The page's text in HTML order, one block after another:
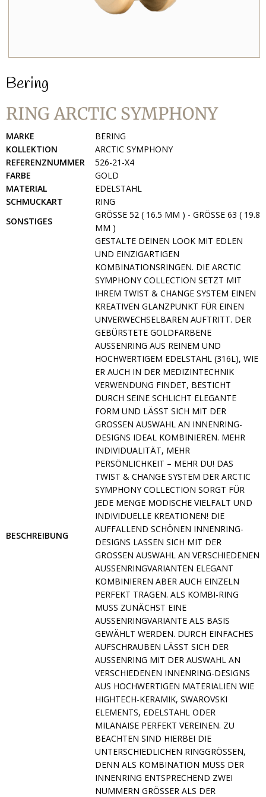
Bering
RING ARCTIC SYMPHONY
MARKE
BERING
KOLLEKTION
ARCTIC SYMPHONY
REFERENZNUMMER
526-21-X4
FARBE
GOLD
MATERIAL
EDELSTAHL
SCHMUCKART
RING
SONSTIGES
GRÖSSE 52 ( 16.5 MM ) - GRÖSSE 63 ( 19.8 MM
)
BESCHREIBUNG
GESTALTE DEINEN LOOK MIT EDLEN
UND EINZIGARTIGEN
KOMBINATIONSRINGEN. DIE ARCTIC
SYMPHONY COLLECTION SETZT MIT
IHREM TWIST & CHANGE SYSTEM EINEN
KREATIVEN GLANZPUNKT FÜR EINEN
UNVERWECHSELBAREN AUFTRITT. DER
GEBÜRSTETE GOLDFARBENE
AUSSENRING AUS REINEM UND H
OCHWERTIGEM EDELSTAHL (316L), WIE E
R AUCH IN DER MEDIZINTECHNIK V
ERWENDUNG FINDET, BESTICHT D
URCH SEINE SCHLICHT ELEGANTE F
ORM UND LÄSST SICH MIT DER G
ROSSEN AUSWAHL AN INNENRING-DE
SIGNS IDEAL KOMBINIEREN. MEHR IN
DIVIDUALITÄT, MEHR PE
RSÖNLICHKEIT – MEHR DU! DAS TW
IST & CHANGE SYSTEM DER ARCTIC SY
MPHONY COLLECTION SORGT FÜR JE
DE MENGE MODISCHE VIELFALT UND IN
DIVIDUELLE KREATIONEN! DIE AU
FFALLEND SCHÖNEN INNENRING-DE
SIGNS LASSEN SICH MIT DER GR
OSSEN AUSWAHL AN VERSCHIEDENEN AUSS
ENRINGVARIANTEN ELEGANT KOMB
INIEREN ABER AUCH EINZELN PERF
EKT TRAGEN. ALS KOMBI-RING MUSS
ZUNÄCHST EINE AUSSE
NRINGVARIANTE ALS BASIS GEWÄH
LT WERDEN. DURCH EINFACHES AUFSC
HRAUBEN LÄSST SICH DER AUSSEN
RING MIT DER AUSWAHL AN VERSCH
IEDENEN INNENRING-DESIGNS AUS HO
CHWERTIGEN MATERIALIEN WIE HIGHTE
CH-KERAMIK, SWAROVSKI ELEMEN
TS, EDELSTAHL ODER MILANA
ISE PERFEKT VEREINEN. ZU BEACHT
EN SIND HIERBEI DIE UNTERS
CHIEDLICHEN RINGGRÖSSEN, DENN AL
S KOMBINATION MUSS DER INNENRI
NG ENTSPRECHEND ZWEI NUMMERN
GRÖSSER ALS DER AUSSENRIN